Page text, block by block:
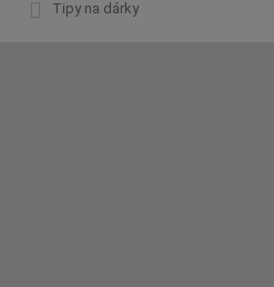
Tipy na dárky